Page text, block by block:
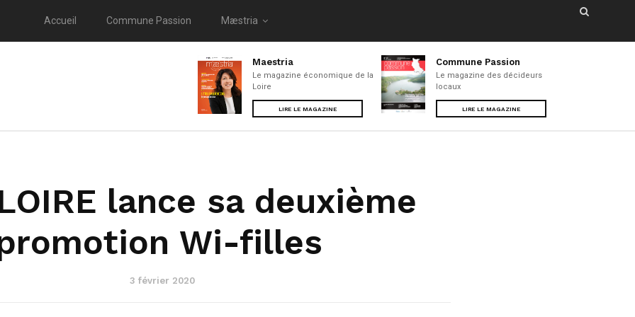
Accueil Commune Passion Mæstria
Maestria
Le magazine économique de la
Loire
LIRE LE MAGAZINE
Commune Passion
Le magazine des décideurs
locaux
LIRE LE MAGAZINE
lance sa deuxième
Wi-filles
3 février 2020